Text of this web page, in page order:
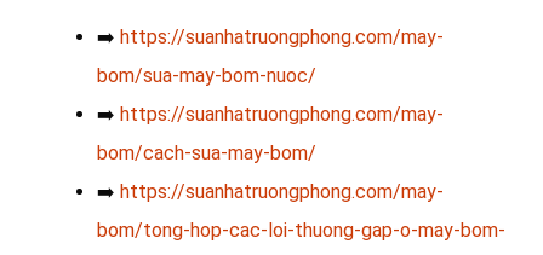
➡️ https://suanhatruongphong.com/may-
bom/sua-may-bom-nuoc/
➡️ https://suanhatruongphong.com/may-
bom/cach-sua-may-bom/
➡️ https://suanhatruongphong.com/may-
bom/tong-hop-cac-loi-thuong-gap-o-may-bom-